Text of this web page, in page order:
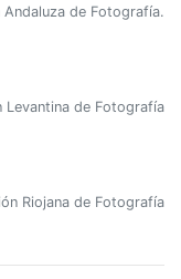
Andaluza de Fotografía.
Levantina de Fotografía
Riojana de Fotografía